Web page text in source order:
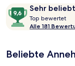
122 €.
Bewertungen
Sehr beliebt
9,6
von
10,
beliebt
Top bewertet
o
b
Alle 181
Beliebte